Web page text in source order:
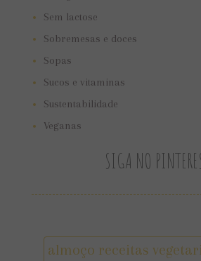
Sem lactose
Sobremesas e doces
Sopas
Sucos e vitaminas
Sustentabilidade
Veganas
SIGA NO
almoço receitas